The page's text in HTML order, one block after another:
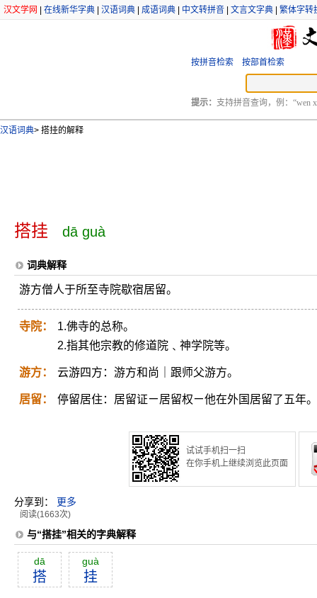
汉文学网 在线新华字典 汉语词典 成语词典 中文转拼音 文言文字典 繁体字转
按拼音检索 按部首检索
提示： 支持拼音查询，例：“wen
汉语词典> 搭挂的解释
搭挂 dā guà
词典解释
游方僧人于所至寺院歇宿居留。
寺院：
1.佛寺的总称。
2.指其他宗教的修道院﹑神学院等。
游方： 云游四方：游方和尚｜跟师父游方。
居留： 停留居住：居留证ㄧ居留权ㄧ他在外国居留了五年。
试试手机扫一扫
在你手机上继续浏览此页面
分享到： 更多
阅读(1663次)
与“搭挂”相关的字典解释
dā
搭
guà
挂